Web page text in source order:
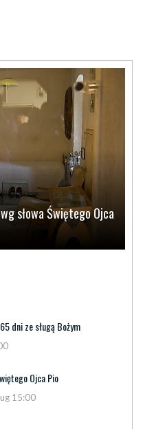
słowa Świętego Ojca
dni ze sługą Bożym
Ojca Pio
15:00